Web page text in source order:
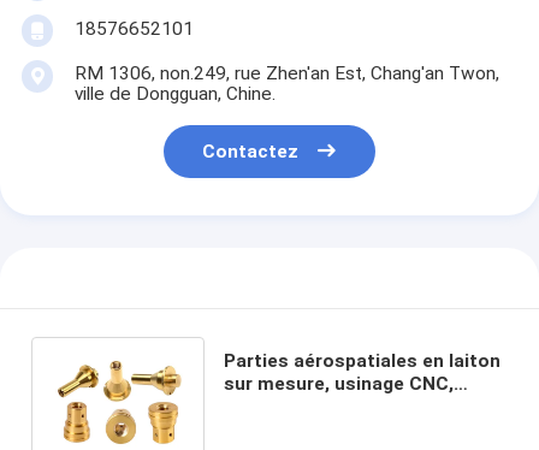
18576652101
RM 1306, non.249, rue Zhen'an Est, Chang'an Twon,
ville de Dongguan, Chine.
Contactez
Parties aérospatiales en laiton
sur mesure, usinage CNC,